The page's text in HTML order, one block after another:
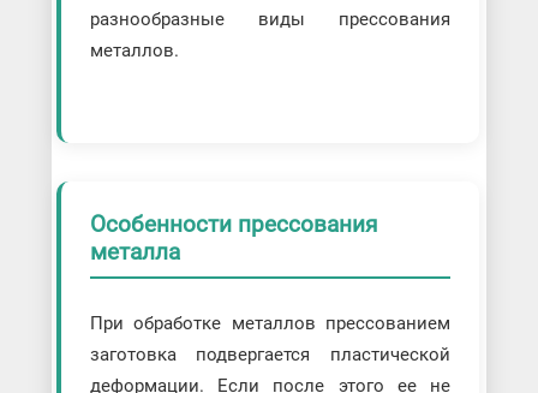
разнообразные виды прессования
металлов.
Особенности прессования
металла
При обработке металлов прессованием
заготовка подвергается пластической
деформации. Если после этого ее не